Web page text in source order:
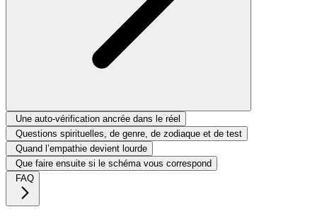
Une auto-vérification ancrée dans le réel
Questions spirituelles, de genre, de zodiaque et de test
Quand l’empathie devient lourde
Que faire ensuite si le schéma vous correspond
FAQ